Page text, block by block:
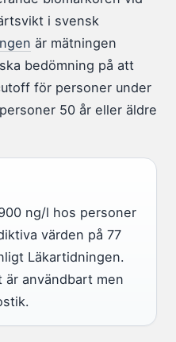
i svensk
är mätningen
bedömning på att
för personer under
50 år eller äldre
ng/l hos personer
värden på 77
Läkartidningen.
användbart men